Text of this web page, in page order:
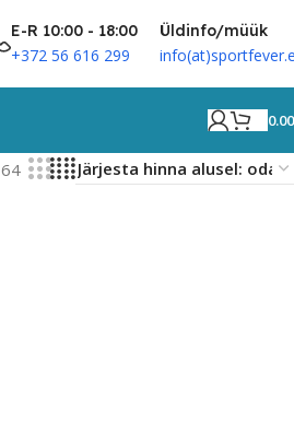
E-R 10:00 - 18:00
+372 56 616 299
Üldinfo/müük
64